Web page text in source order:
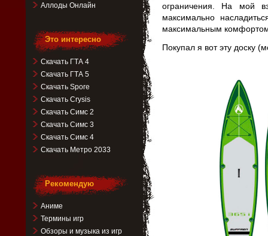
ограничения. На мой
максимально
максимальным
Покупал я вот эту доску
Аллоды Онлайн
Это интересно
Скачать ГТА 4
Скачать ГТА 5
Скачать Spore
Скачать Crysis
Скачать Симс 2
Скачать Симс 3
Скачать Симс 4
Скачать Метро 2033
Рекомендую
Аниме
Термины игр
Обзоры и музыка из игр